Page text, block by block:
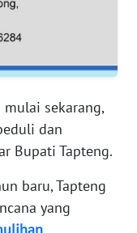
sekarang,
dan
Bupati Tapteng.
baru, Tapteng
yang